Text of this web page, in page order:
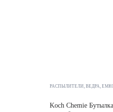
РАСПЫЛИТЕЛИ, ВЕДРА,
Koch Chemie